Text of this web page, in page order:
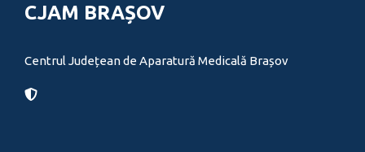
CJAM BRAȘOV
Centrul Județean de Aparatură Medicală Brașov